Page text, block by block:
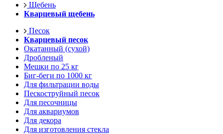
Щебень
Кварцевый щебень
Песок
Кварцевый песок
Окатанный (сухой)
Дробленый
Мешки по 25 кг
Биг-беги по 1000 кг
Для фильтрации воды
Пескоструйный песок
Для песочницы
Для аквариумов
Для декора
Для изготовления стекла